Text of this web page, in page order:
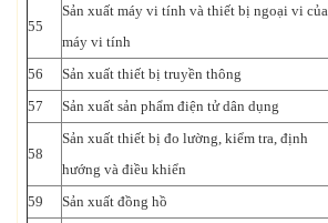
55
Sản xuất máy vi tính và thiết bị ngoại vi của
máy vi tính
56 Sản xuất thiết bị truyền thông
57
Sản xuất sản phẩm điện tử dân dụng
58
Sản xuất thiết bị đo lường, kiểm tra, định
hướng và điều khiển
59 Sản xuất đồng hồ